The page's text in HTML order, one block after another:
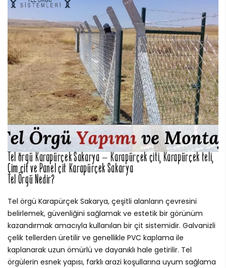
Tel örgü Karapürçek Sakarya – Karapürçek çiti, Karapürçek teli,
Çim çit ve Panel çit Karapürçek Sakarya
Tel Örgü Nedir?
Tel örgü Karapürçek Sakarya, çeşitli alanların çevresini
belirlemek, güvenliğini sağlamak ve estetik bir görünüm
kazandırmak amacıyla kullanılan bir çit sistemidir. Galvanizli
çelik tellerden üretilir ve genellikle PVC kaplama ile
kaplanarak uzun ömürlü ve dayanıklı hale getirilir. Tel
örgülerin esnek yapısı, farklı arazi koşullarına uyum sağlama